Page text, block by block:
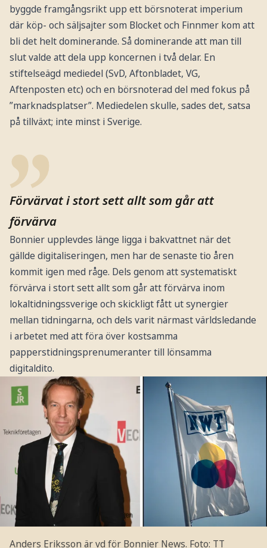
byggde framgångsrikt upp ett börsnoterat imperium
där köp- och säljsajter som Blocket och Finnmer kom att
bli det helt dominerande. Så dominerande att man till
slut valde att dela upp koncernen i två delar. En
stiftelseägd mediedel (SvD, Aftonbladet, VG,
Aftenposten etc) och en börsnoterad del med fokus på
”marknadsplatser”. Mediedelen skulle, sades det, satsa
på tillväxt; inte minst i Sverige.
Förvärvat i stort sett allt som går att
förvärva
Bonnier upplevdes länge ligga i bakvattnet när det
gällde digitaliseringen, men har de senaste tio åren
kommit igen med råge. Dels genom att systematiskt
förvärva i stort sett allt som går att förvärva inom
lokaltidningssverige och skickligt fått ut synergier
mellan tidningarna, och dels varit närmast världsledande
i arbetet med att föra över kostsamma
papperstidningsprenumeranter till lönsamma
digitaldito.
Anders Eriksson är vd för Bonnier News. Foto: TT